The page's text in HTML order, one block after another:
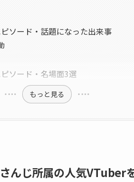
ソード・話題になった出来事
ソード・名場面3選
もっと見る
んじ所属の人気VTuber